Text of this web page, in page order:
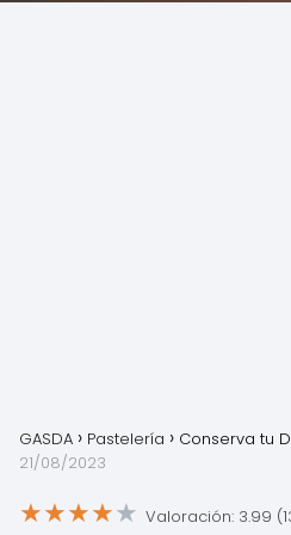
GASDA Pastelería
Conserva tu
21/08/2023
★★★★★ Valoración: 3.99